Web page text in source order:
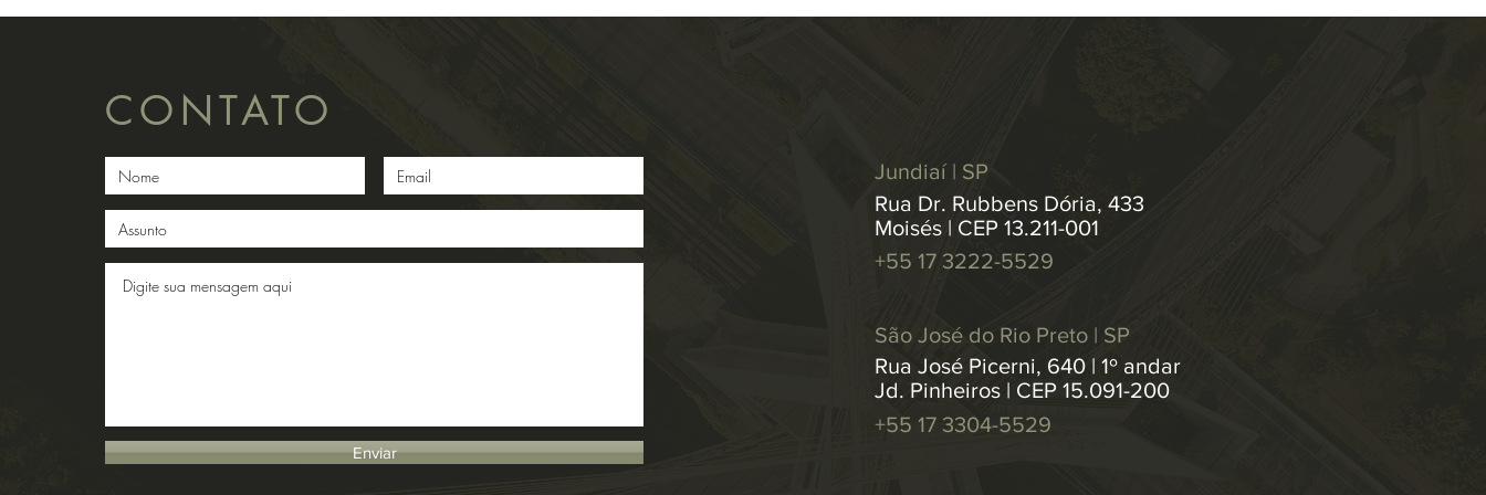
CONTATO
Enviar
Jundiaí | SP
Rua Dr. Rubbens Dória, 433
Moisés | CEP 13.211-001
+55 17 3222-5529
São José do Rio Preto | SP
Rua José Picerni, 640 | 1º andar
Jd. Pinheiros | CEP 15.091-200
+55 17 3304-5529